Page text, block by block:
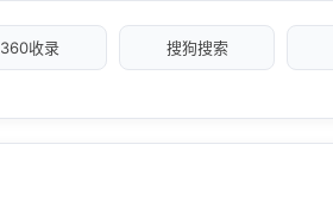
360收录 搜狗搜索